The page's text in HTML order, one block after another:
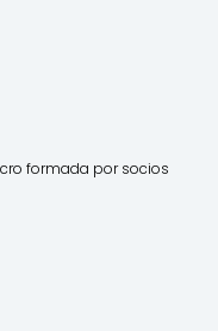
formada por socios